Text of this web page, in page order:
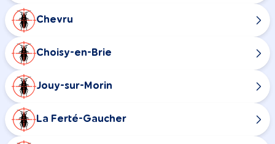
Chevru
Choisy-en-Brie
Jouy-sur-Morin
La Ferté-Gaucher